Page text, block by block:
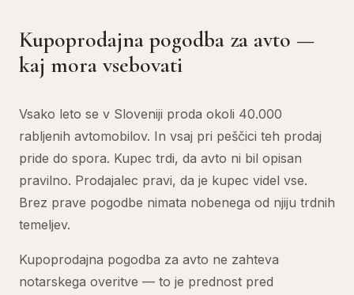
Kupoprodajna pogodba za avto —
kaj mora vsebovati
Vsako leto se v Sloveniji proda okoli 40.000
rabljenih avtomobilov. In vsaj pri peščici teh prodaj
pride do spora. Kupec trdi, da avto ni bil opisan
pravilno. Prodajalec pravi, da je kupec videl vse.
Brez prave pogodbe nimata nobenega od njiju trdnih
temeljev.
Kupoprodajna pogodba za avto ne zahteva
notarskega overitve — to je prednost pred